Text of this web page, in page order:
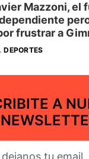
Mazzoni, el
frustrar a
DEPORTES
A